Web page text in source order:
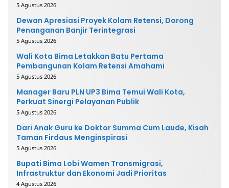
5 Agustus 2026
Dewan Apresiasi Proyek Kolam Retensi, Dorong
Penanganan Banjir Terintegrasi
5 Agustus 2026
Wali Kota Bima Letakkan Batu Pertama
Pembangunan Kolam Retensi Amahami
5 Agustus 2026
Manager Baru PLN UP3 Bima Temui Wali Kota,
Perkuat Sinergi Pelayanan Publik
5 Agustus 2026
Dari Anak Guru ke Doktor Summa Cum Laude, Kisah
Taman Firdaus Menginspirasi
5 Agustus 2026
Bupati Bima Lobi Wamen Transmigrasi,
Infrastruktur dan Ekonomi Jadi Prioritas
4 Agustus 2026